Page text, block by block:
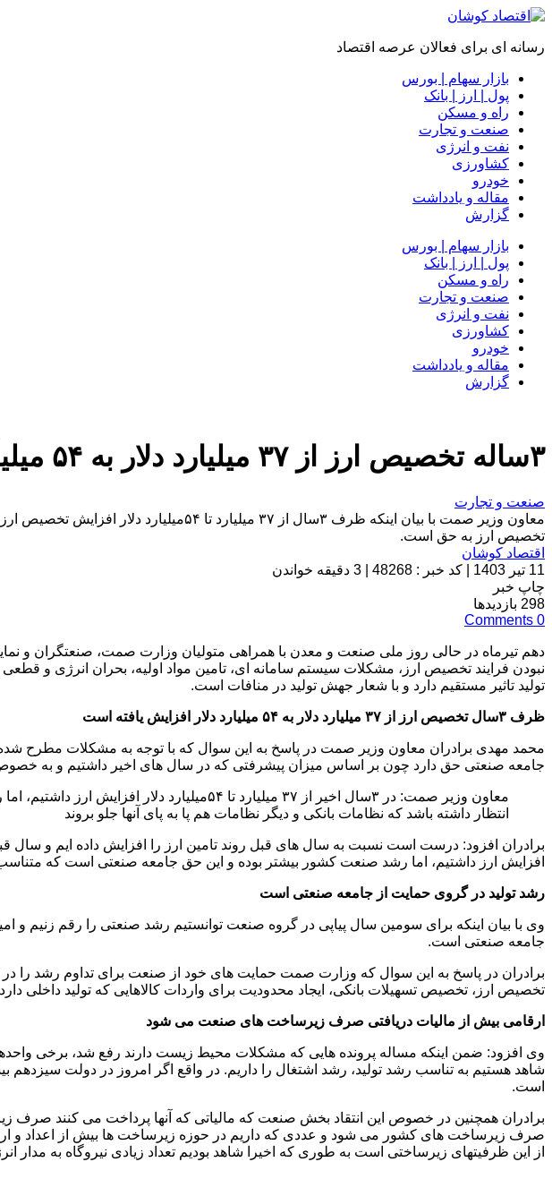
رسانه ای برای فعالان عرصه اقتصاد
بازار سهام | بورس
پول | ارز | بانک
راه و مسکن
صنعت و تجارت
نفت و انرژی
کشاورزی
خودرو
مقاله و یادداشت
گزارش
بازار سهام | بورس
پول | ارز | بانک
راه و مسکن
صنعت و تجارت
نفت و انرژی
کشاورزی
خودرو
مقاله و یادداشت
گزارش
۳ساله تخصیص ارز از ۳۷ میلیارد دلار به ۵۴ میلیارد دلار افزایش یافت
صنعت و تجارت
معاون وزیر صمت با بیان اینکه ظرف ۳سال از
تخصیص ارز به حق است.
اقتصاد کوشان
11 تیر 1403
کد خبر : 48268
3 دقیقه خواندن
چاپ خبر
298 بازدیدها
0
Comments
دهم تیرماه در حالی روز ملی صنعت و معدن با همراهی متولیان وزارت صمت، صنعتگران و
نبودن فرایند تخصیص ارز، مشکلات سیستم سامانه ای، تامین مواد اولیه، بحران انرژی
تولید تاثیر مستقیم دارد و با شعار جهش تولید در منافات است.
ظرف ۳سال تخصیص ارز از ۳۷ میلیارد دلار به ۵۴ میلیارد دلار افزایش یافته است
محمد مهدی برادران معاون وزیر صمت در پاسخ به این سوال که با توجه به مشکلات مطرح
جامعه صنعتی حق دارد چون بر اساس میزان پیشرفتی که در سال های اخیر داشتیم و به خصوص
معاون وزیر صمت: در ۳سال اخیر از ۳۷ میلیارد
انتظار داشته باشد که نظامات بانکی و دیگر نظامات هم پا به پای آنها جلو بروند
افزایش ارز داشتیم، اما رشد صنعت کشور بیشتر بوده و این حق جامعه صنعتی است که متناسب
رشد تولید در گروی حمایت از جامعه صنعتی است
وی با بیان اینکه برای سومین سال پیاپی در گروه صنعت توانستیم رشد صنعتی را رقم زنیم و
جامعه صنعتی است.
برادران در پاسخ به این سوال که وزارت صمت حمایت های خود از صنعت برای تداوم رشد را
تخصیص ارز، تخصیص تسهیلات بانکی، ایجاد محدودیت برای واردات کالاهایی که تولید داخلی
ارقامی بیش از مالیات دریافتی صرف زیرساخت های صنعت می شود
وی افزود: ضمن اینکه مساله پرونده هایی که مشکلات محیط زیست دارند رفع شد، برخی
شاهد هستیم به تناسب رشد تولید، رشد اشتغال را داریم. در واقع اگر امروز در دولت
است.
برادران همچنین در خصوص این انتقاد بخش صنعت که مالیاتی که آنها پرداخت می کنند صرف
صرف زیرساخت های کشور می شود و عددی که داریم در حوزه زیرساخت ها بیش از اعداد
از این ظرفیتهای زیرساختی است به طوری که اخیرا شاهد بودیم تعداد زیادی نیروگاه به مدار